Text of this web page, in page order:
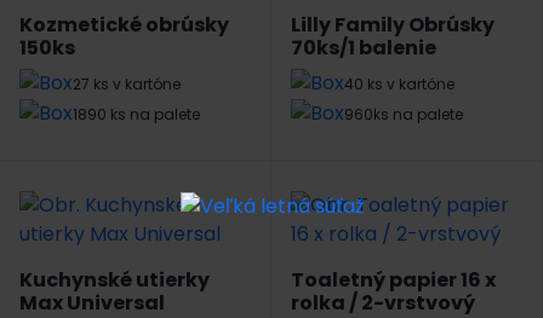
Kozmetické obrúsky
150ks
27 ks v kartóne
1890 ks na palete
Lilly Family Obrúsky
70ks/1 balenie
40 ks v kartóne
960ks na palete
Kuchynské utierky
Max Universal
Toaletný papier 16 x
rolka / 2-vrstvový